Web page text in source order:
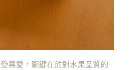
喜愛，關鍵在於對水果品質的